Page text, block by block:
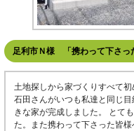
足利市Ｎ様 「携わって下さっ
土地探しから家づくりすべて
石田さんがいつも私達と同じ
きな家が完成しました。 とて
た。また携わって下さった皆